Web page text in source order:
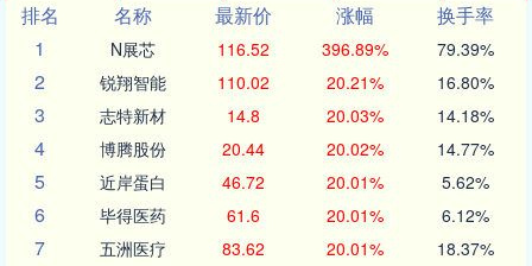
排名
名称 最新价 涨幅
换手率
1
N展芯 116.52 396.89% 79.39%
2 锐翔智能 110.02 20.21% 16.80%
3 志特新材 14.8 20.03% 14.18%
4 博腾股份 20.44 20.02% 14.77%
5 近岸蛋白 46.72 20.01% 5.62%
6 毕得医药 61.6 20.01% 6.12%
7 五洲医疗 83.62 20.01% 18.37%